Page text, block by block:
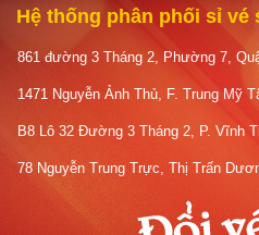
Hệ thống phân phối sỉ vé
861 đường 3 Tháng 2, Phường 7,
1471 Nguyễn Ảnh Thủ, F. Trung Mỹ
B8 Lô 32 Đường 3 Tháng 2, P. Vĩnh
78 Nguyễn Trung Trực, Thị Trấn